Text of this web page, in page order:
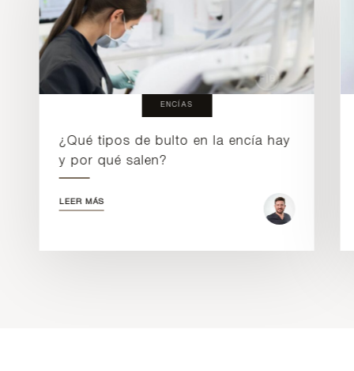
ENCÍAS
¿Qué tipos de bulto en la encía hay
y por qué salen?
LEER MÁS